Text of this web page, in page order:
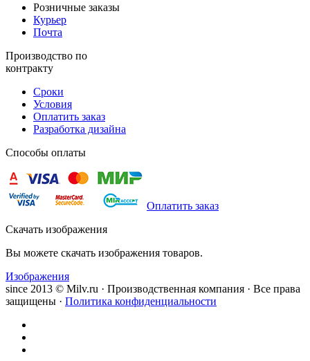
Розничные заказы
Курьер
Почта
Производство по
контракту
Сроки
Условия
Оплатить заказ
Разработка дизайна
Способы оплаты
Оплатить заказ
Скачать изображения
Вы можете скачать изображения товаров.
Изображения
since 2013 © Milv.ru · Производственная компания · Все права
защищены · Политика конфиденциальности